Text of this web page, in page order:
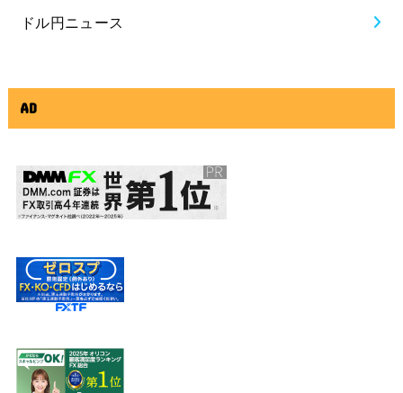
ドル円ニュース
AD